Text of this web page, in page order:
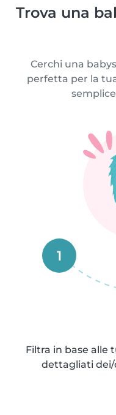
Trova una
Cerchi una
perfetta per la
1
Filtra in base alle
dettagliati dei/